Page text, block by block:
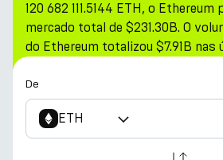
120 682 111.5144 ETH, o
mercado total de $231.30B. O
do Ethereum totalizou $7.91B nas
De
ETH